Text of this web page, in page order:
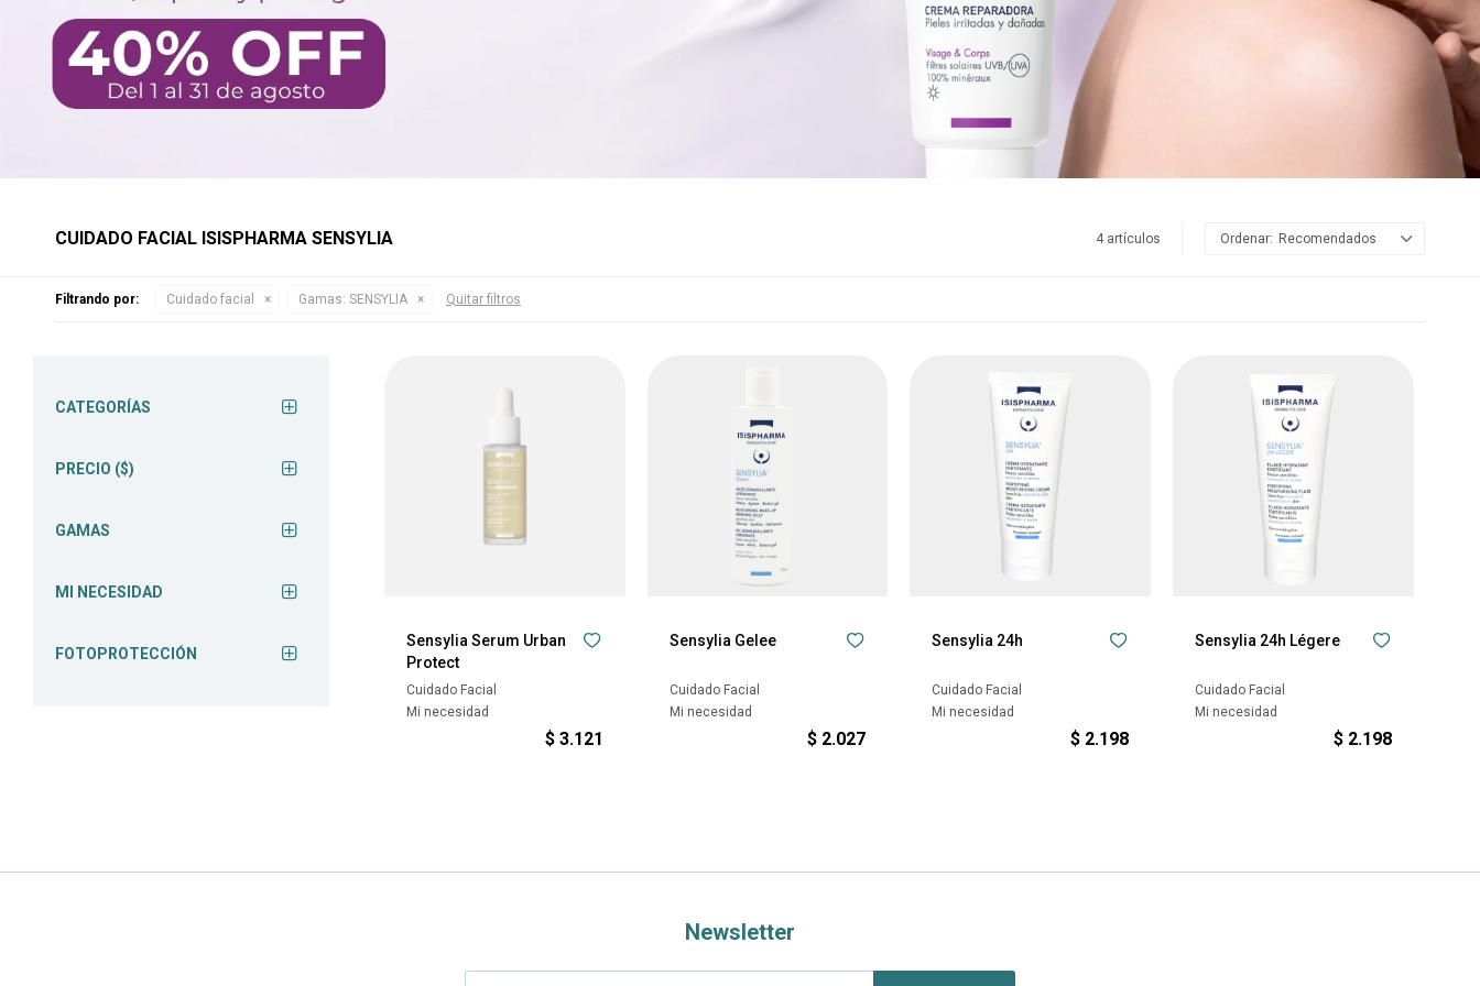
CUIDADO FACIAL ISISPHARMA SENSYLIA 4 artículos Recomendados
Filtrando por: Cuidado facial Gamas: SENSYLIA Quitar filtros
Sensylia Serum Urban
Protect
Cuidado Facial
Mi necesidad
$ 3.121
Sensylia Gelee
Cuidado Facial
Mi necesidad
$ 2.027
Sensylia 24h
Cuidado Facial
Mi necesidad
$ 2.198
Sensylia 24h Légere
Cuidado Facial
Mi necesidad
$ 2.198
CATEGORÍAS
PRECIO ($)
GAMAS
MI NECESIDAD
FOTOPROTECCIÓN
Newsletter